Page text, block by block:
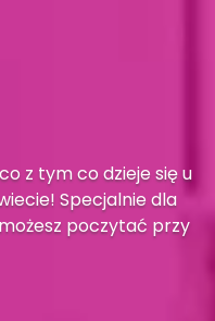
z tym co dzieje się u
Specjalnie dla
poczytać przy